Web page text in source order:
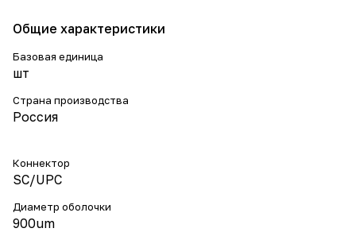
Общие характеристики
Базовая единица
шт
Страна производства
Россия
Коннектор
SC/UPC
Диаметр оболочки
900um